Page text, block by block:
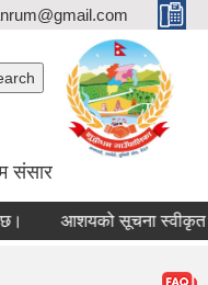
संसार
आशयको सूचना स्वीकृत गर्ने